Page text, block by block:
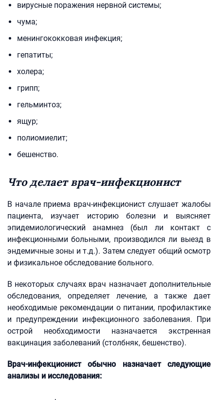
вирусные поражения нервной системы;
чума;
менингококковая инфекция;
гепатиты;
холера;
грипп;
гельминтоз;
ящур;
полиомиелит;
бешенство.
Что делает врач-инфекционист
В начале приема врач-инфекционист слушает жалобы
пациента, изучает историю болезни и выясняет
эпидемиологический анамнез (был ли контакт с
инфекционными больными, производился ли выезд в
эндемичные зоны и т.д.). Затем следует общий осмотр
и физикальное обследование больного.
В некоторых случаях врач назначает дополнительные
обследования, определяет лечение, а также дает
необходимые рекомендации о питании, профилактике
и предупреждении инфекционного заболевания. При
острой необходимости назначается экстренная
вакцинация заболеваний (столбняк, бешенство).
Врач-инфекционист обычно назначает следующие
анализы и исследования: